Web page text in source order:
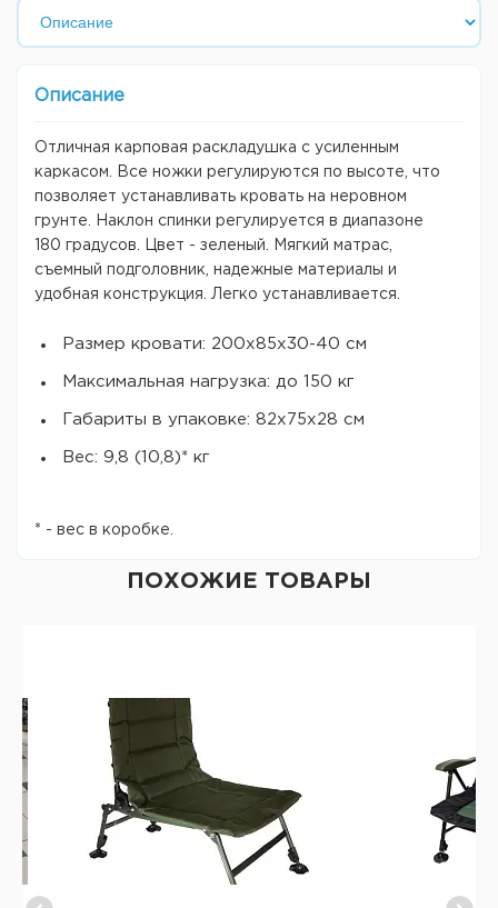
Описание
Отличная карповая раскладушка с усиленным
каркасом. Все ножки регулируются по высоте, что
позволяет устанавливать кровать на неровном
грунте. Наклон спинки регулируется в диапазоне
180 градусов. Цвет - зеленый. Мягкий матрас,
съемный подголовник, надежные материалы и
удобная конструкция. Легко устанавливается.
Размер кровати: 200х85х30-40 см
Максимальная нагрузка: до 150 кг
Габариты в упаковке: 82х75х28 см
Вес: 9,8 (10,8)* кг
* - вес в коробке.
ПОХОЖИЕ ТОВАРЫ